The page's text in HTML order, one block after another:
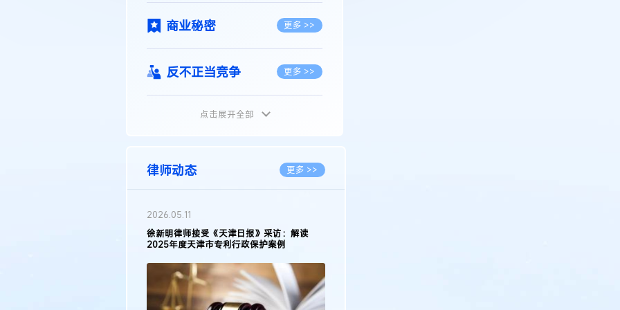
商业秘密 更多 >>
反不正当竞争 更多 >>
植物新品种
地理标志 更多 >>
集成电路布图设计
传统文化 更多 >>
点击展开全部
律师动态 更多 >>
2026.05.11
徐新明律师接受《天津日报》采访：解读
2025年度天津市专利行政保护案例